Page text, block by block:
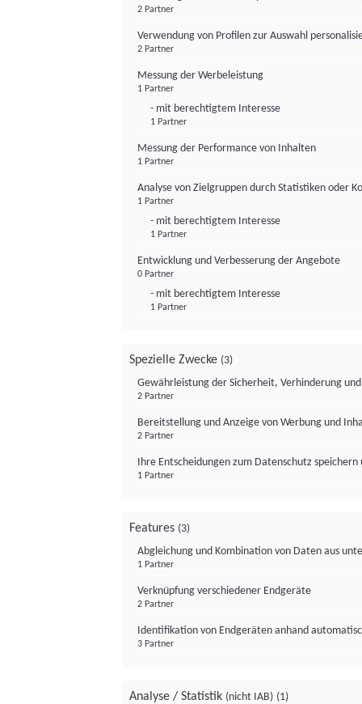
2 Partner
Verwendung von Profilen zur Auswahl
2 Partner
Messung der Werbeleistung
1 Partner
- mit berechtigtem Interesse
1 Partner
Messung der Performance von Inhalten
1 Partner
Analyse von Zielgruppen durch Statistiken oder
1 Partner
- mit berechtigtem Interesse
1 Partner
Entwicklung und Verbesserung der Angebote
0 Partner
- mit berechtigtem Interesse
1 Partner
Spezielle Zwecke (3)
Gewährleistung der Sicherheit, Verhinderung
2 Partner
Bereitstellung und Anzeige von Werbung und
2 Partner
Ihre Entscheidungen zum Datenschutz
1 Partner
Features (3)
Abgleichung und Kombination von Daten aus
1 Partner
Verknüpfung verschiedener Endgeräte
2 Partner
Identifikation von Endgeräten anhand
3 Partner
Analyse / Statistik (nicht IAB) (1)